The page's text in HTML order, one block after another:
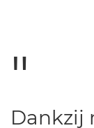
Dankzij